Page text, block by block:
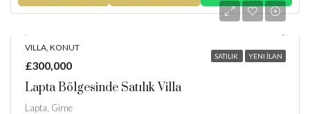
SATILIK YENI İLAN
VILLA, KONUT
£300,000
Lapta Bölgesinde Satılık Villa
Lapta, Girne